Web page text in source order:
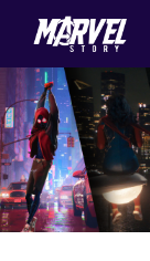
au
contenu